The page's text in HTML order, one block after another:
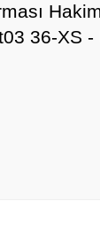
36-XS -